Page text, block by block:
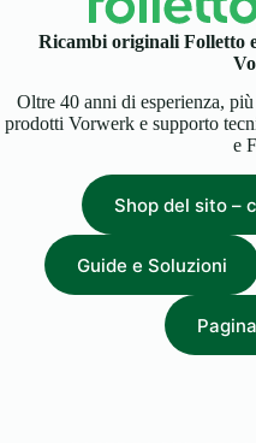
Ricambi originali Folletto
Oltre 40 anni di esperienza,
prodotti Vorwerk e supporto
e
Shop del sito –
Guide e Soluzioni